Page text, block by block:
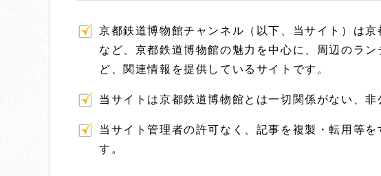
京都鉄道博物館チャンネル（以下、当サイト）は
など、京都鉄道博物館の魅力を中心に、周辺のラ
ど、関連情報を提供しているサイトです。
当サイトは京都鉄道博物館とは一切関係がない、非
当サイト管理者の許可なく、記事を複製・転用等
す。